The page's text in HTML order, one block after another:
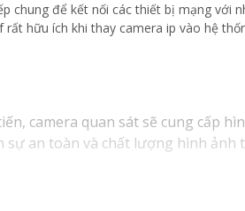
chung để kết nối các thiết bị mạng
hữu ích khi thay camera ip vào hệ
camera quan sát sẽ cung cấp
an toàn và chất lượng hình ảnh